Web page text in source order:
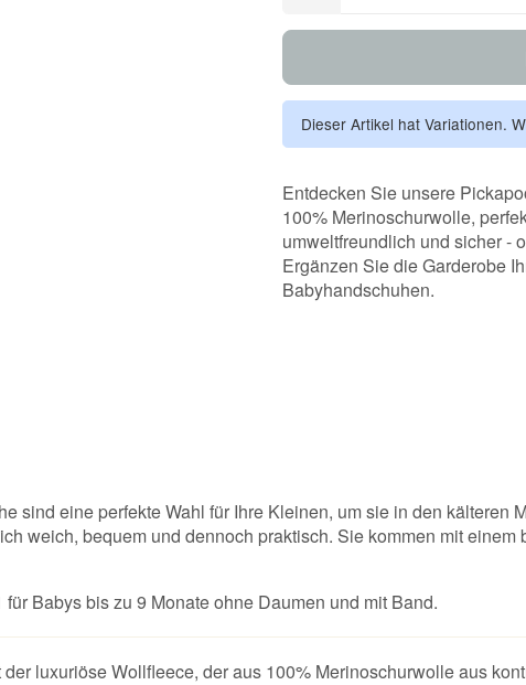
Dieser Artikel hat Variationen.
Entdecken Sie unsere
100% Merinoschurwolle,
umweltfreundlich und sicher -
Ergänzen Sie die Garderobe
Babyhandschuhen.
sind eine perfekte Wahl für Ihre Kleinen, um sie in den kälteren
weich, bequem und dennoch praktisch. Sie kommen mit
Babys bis zu 9 Monate ohne Daumen und mit Band.
luxuriöse Wollfleece, der aus 100% Merinoschurwolle aus